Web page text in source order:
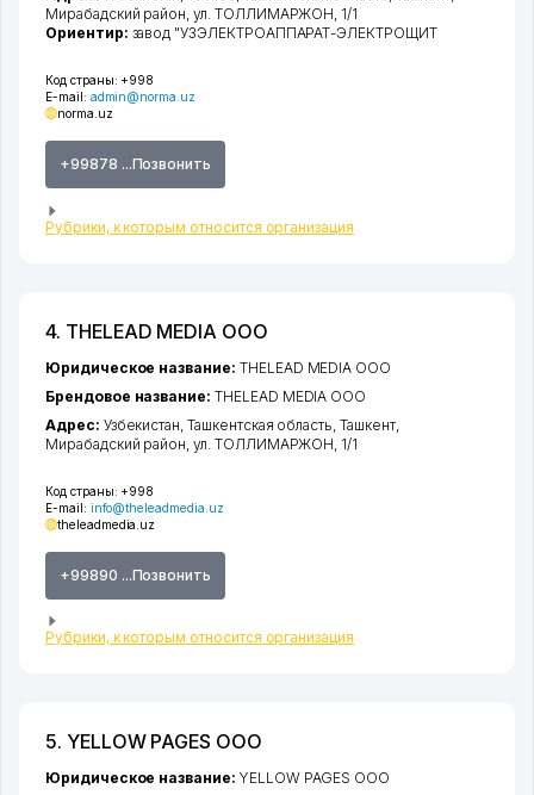
Код страны: +998
E-mail: admin@norma.uz
norma.uz
+99878 ...Позвонить
Рубрики, к которым относится организация
Мирабадский район,ул. ТОЛЛИМАРЖОН, 1/1
Ориентир: завод "УЗЭЛЕКТРОАППАРАТ-ЭЛЕКТРОЩИТ
4. THELEAD MEDIA ООО
Код страны: +998
E-mail: info@theleadmedia.uz
theleadmedia.uz
+99890 ...Позвонить
Рубрики, к которым относится организация
Юридическое название: THELEAD MEDIA ООО
Брендовое название: THELEAD MEDIA ООО
Адрес: Узбекистан,Ташкентская область ,Ташкент,
Мирабадский район ,ул. ТОЛЛИМАРЖОН , 1/1
5. YELLOW PAGES ООО
Юридическое название: YELLOW PAGES ООО